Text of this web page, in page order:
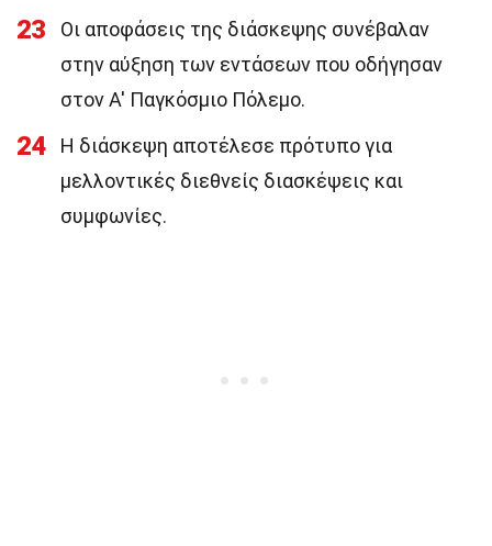
23
Οι αποφάσεις της διάσκεψης συνέβαλαν
στην αύξηση των εντάσεων που οδήγησαν
στον Α' Παγκόσμιο Πόλεμο.
24
Η διάσκεψη αποτέλεσε πρότυπο για
μελλοντικές διεθνείς διασκέψεις και
συμφωνίες.